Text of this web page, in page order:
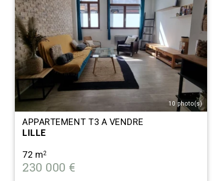
10 photo(s)
APPARTEMENT T3 A VENDRE
LILLE
72 m2
230 000 €